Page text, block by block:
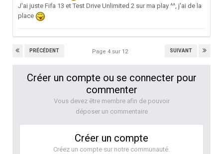
J'ai juste Fifa 13 et Test Drive Unlimited 2 sur ma play ^^, j'ai de la
place
PRÉCÉDENT SUIVANT
Page 4 sur 12
Créer un compte ou se connecter pour
commenter
Vous devez être membre afin de pouvoir
déposer un commentaire
Créer un compte
Créez un compte sur notre communauté.